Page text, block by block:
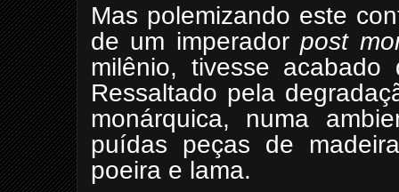
Mas polemizando este
de um imperadorpost
milênio, tivesse
Ressaltado pela
monárquica, numa
puídas peças de
poeira e lama.